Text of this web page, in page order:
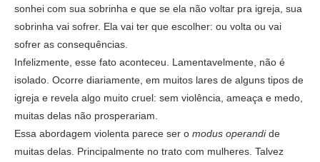
sonhei com sua sobrinha e que se ela não voltar pra igreja, sua
sobrinha vai sofrer. Ela vai ter que escolher: ou volta ou vai
sofrer as consequências.
Infelizmente, esse fato aconteceu. Lamentavelmente, não é
isolado. Ocorre diariamente, em muitos lares de alguns tipos de
igreja e revela algo muito cruel: sem violência, ameaça e medo,
muitas delas não prosperariam.
Essa abordagem violenta parece ser o modus operandide
muitas delas. Principalmente no trato com mulheres. Talvez